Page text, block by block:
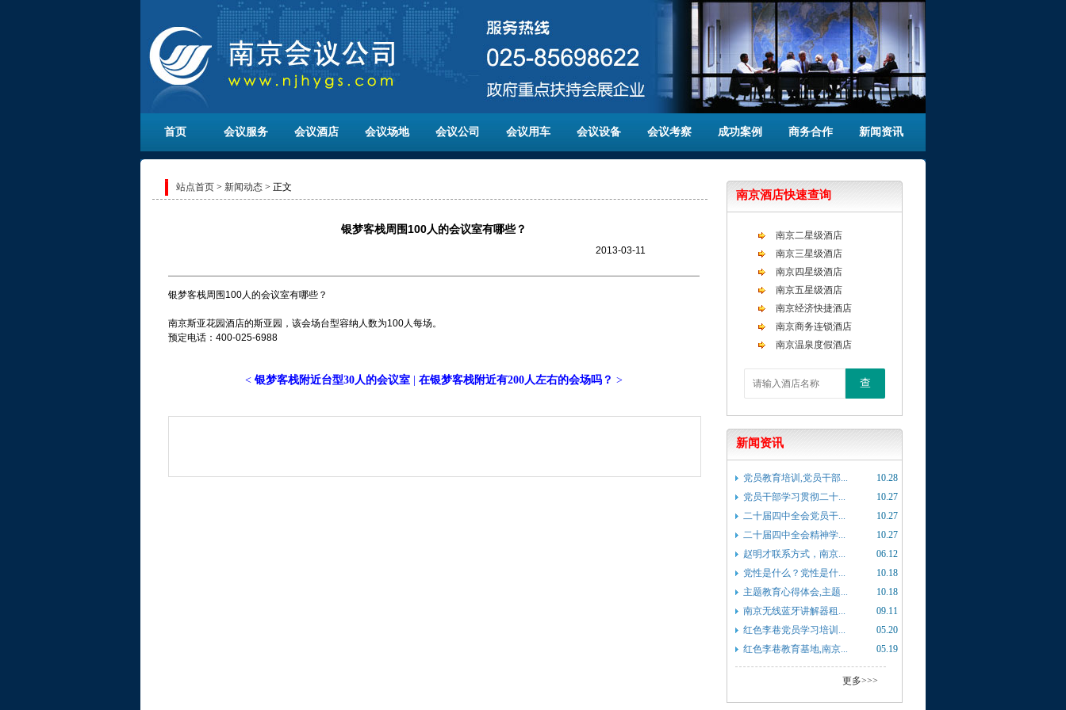
首页 会议服务 会议酒店 会议场地 会议公司 会议用车 会议设备 会议考察 成功案例 商务合作 新闻资讯
站点首页 > 新闻动态 > 正文
银梦客栈周围100人的会议室有哪些？
2013-03-11
银梦客栈周围100人的会议室有哪些？
南京斯亚花园酒店的斯亚园，该会场台型容纳人数为100人每场。
预定电话：400-025-6988
< 银梦客栈附近台型30人的会议室 在银梦客栈附近有200人左右的会场吗？ >
南京酒店快速查询
南京二星级酒店
南京三星级酒店
南京四星级酒店
南京五星级酒店
南京经济快捷酒店
南京商务连锁酒店
南京温泉度假酒店
查
新闻资讯
10.28
党员教育培训,党员干部...
10.27
党员干部学习贯彻二十...
10.27
二十届四中全会党员干...
10.27
二十届四中全会精神学...
06.12
赵明才联系方式，南京...
10.18
党性是什么？党性是什...
10.18
主题教育心得体会,主题...
09.11
南京无线蓝牙讲解器租...
05.20
红色李巷党员学习培训...
05.19
红色李巷教育基地,南京...
更多>>>